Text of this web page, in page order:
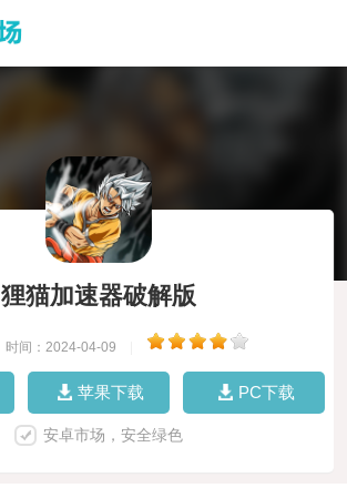
狸猫加速器破解版
时间：2024-04-09
苹果下载 PC下载
安卓市场，安全绿色